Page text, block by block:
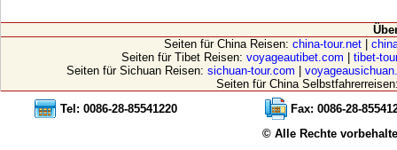
Seiten für China Reisen: china-tour.net|
Seiten für Tibet Reisen: voyageautibet.com
tibet-
Seiten für Sichuan Reisen: sichuan-tour.com
Seiten für China
Tel: 0086-28-85541220
Fax: 0086-28-
© Alle Rechte